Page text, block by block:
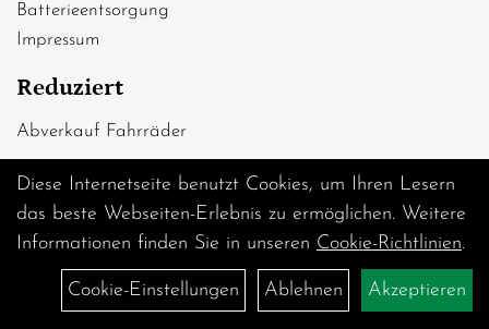
Batterieentsorgung
Impressum
Reduziert
Abverkauf Fahrräder
Diese Internetseite benutzt Cookies, um Ihren Lesern
das beste Webseiten-Erlebnis zu ermöglichen. Weitere
Informationen finden Sie in unseren Cookie-Richtlinien.
Cookie-Einstellungen Ablehnen Akzeptieren